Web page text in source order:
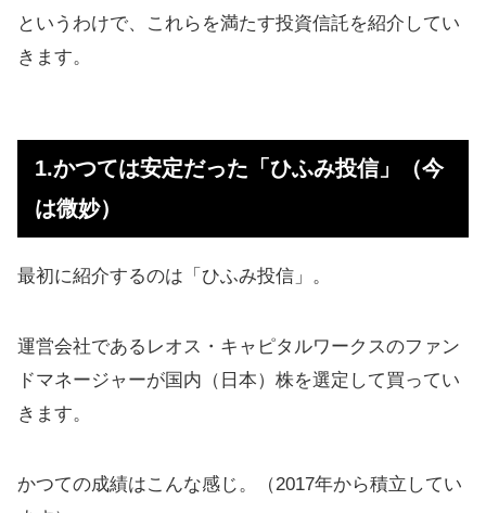
というわけで、これらを満たす投資信託を紹介してい
きます。
1.かつては安定だった「ひふみ投信」（今
は微妙）
最初に紹介するのは「ひふみ投信」。
運営会社であるレオス・キャピタルワークスのファン
ドマネージャーが国内（日本）株を選定して買ってい
きます。
かつての成績はこんな感じ。（2017年から積立してい